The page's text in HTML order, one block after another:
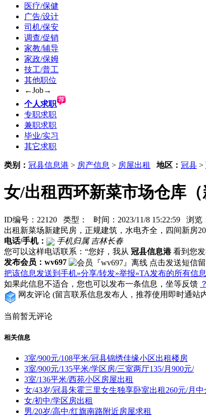
医疗/保健
广告/设计
司机/保安
调查/促销
家教/辅导
家政/保姆
技工/普工
其他职位
←Job→
个人求职
专职求职
兼职求职
毕业/实习
其它求职
类别： 冠县信息港 > 房产信息 > 房屋出租 地区： 冠县 >
女/出租西环新菜市场仓库（
ID编号：22120 类型： 时间：2023/11/8 15:22:59 浏览
出租新菜场新建民房，正规建筑，水电齐全，四间新房
电话/手机：
手机归属 吉林长春
您可以这样电话联系：“您好，我从 冠县信息港看到您发
发布会员：wv697
把该信息发送到手机»分享/转发»举报»TA发布的所有信
如果此信息不适合，您也可以发布一条信息，坐等反馈
网友评论 (留言联系信息发布人，推荐使用即时通站
当前暂无评论
相关信息
3室/900元/108平米/冠县锦绣佳缘小区出租楼房
3室/900元/135平米/学区房/三室两厅135/月900元/
3室/136平米/西苑小区房屋出租
女/43岁/冠县朱霍三里女生独享卧室出租260元/月
女/初中/学区房出租
男/20岁/高中/红旗南路附近房屋求租